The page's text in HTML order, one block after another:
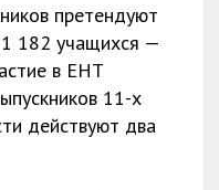
претендуют
1 182 учащихся —
в ЕНТ
11-х
действуют два